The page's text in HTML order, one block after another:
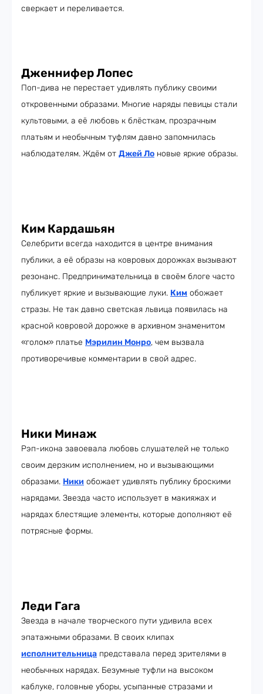
сверкает и переливается.
Дженнифер Лопес
Поп-дива не перестает удивлять публику своими
откровенными образами. Многие наряды певицы стали
культовыми, а её любовь к блёсткам, прозрачным
платьям и необычным туфлям давно запомнилась
наблюдателям. Ждём от Джей Ло новые яркие образы.
Ким Кардашьян
Селебрити всегда находится в центре внимания
публики, а её образы на ковровых дорожках вызывают
резонанс. Предпринимательница в своём блоге часто
публикует яркие и вызывающие луки. Ким обожает
стразы. Не так давно светская львица появилась на
красной ковровой дорожке в архивном знаменитом
«голом» платье Мэрилин Монро, чем вызвала
противоречивые комментарии в свой адрес.
Ники Минаж
Рэп-икона завоевала любовь слушателей не только
своим дерзким исполнением, но и вызывающими
образами. Ники обожает удивлять публику броскими
нарядами. Звезда часто использует в макияжах и
нарядах блестящие элементы, которые дополняют её
потрясные формы.
Леди Гага
Звезда в начале творческого пути удивила всех
эпатажными образами. В своих клипах
исполнительница представала перед зрителями в
необычных нарядах. Безумные туфли на высоком
каблуке, головные уборы, усыпанные стразами и